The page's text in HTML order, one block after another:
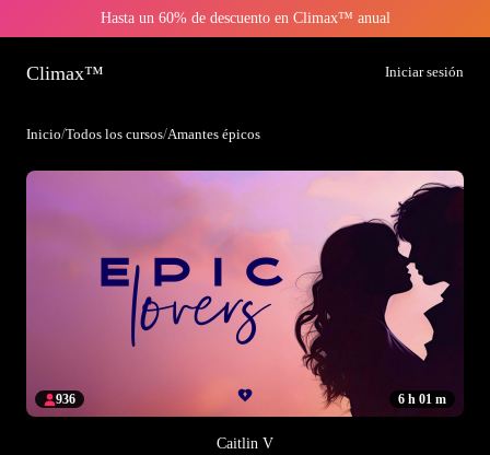
Hasta un 60% de descuento en Climax™ anual
Climax™ Iniciar sesión
Inicio/Todos los cursos/Amantes épicos
6 h 01 m
936
Caitlin V